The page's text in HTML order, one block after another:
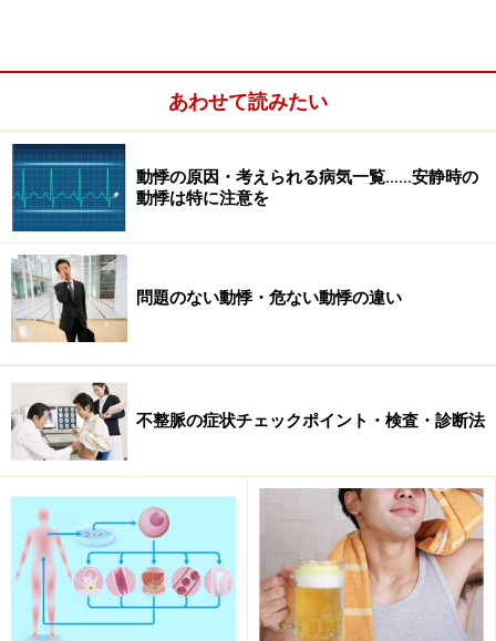
左心不全の症状：
階段を登ると強い息切れがするようになれば心不全のおそれ
があります
左心不全では肺がうっ血して水分が貯まります。そのた
め運動時たとえば階段を登るときなどに
ます。軽い運動でも疲れやすくなります。高齢者では眠
くなったりボーっとすることもあります。心不全が進む
と、軽い運動でも息切れが起こり、さらに悪化するとじ
っと安静にしていても息苦しくなります。たとえば仰向
けに寝ると息苦しくなり喘鳴(ぜいめい、喘息のようにヒ
あわせて読みたい
動悸の原因・考えられる病気一覧……安静時の
動悸は特に注意を
問題のない動悸・危ない動悸の違い
不整脈の症状チェックポイント・検査・診断法